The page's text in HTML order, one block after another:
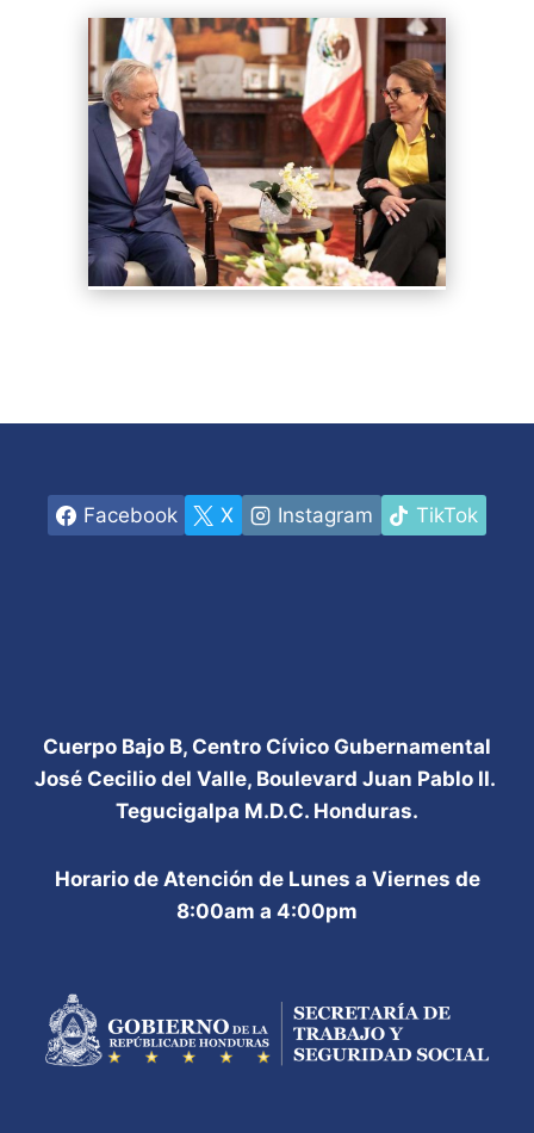
Facebook X Instagram TikTok
Cuerpo Bajo B, Centro Cívico Gubernamental
José Cecilio del Valle, Boulevard Juan Pablo II.
Tegucigalpa M.D.C. Honduras.
Horario de Atención de Lunes a Viernes de
8:00am a 4:00pm